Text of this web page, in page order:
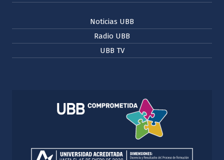
Noticias UBB
Radio UBB
UBB TV